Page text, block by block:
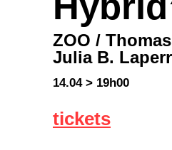
ZOO /
Julia B.
14.04 > 19h00
tickets